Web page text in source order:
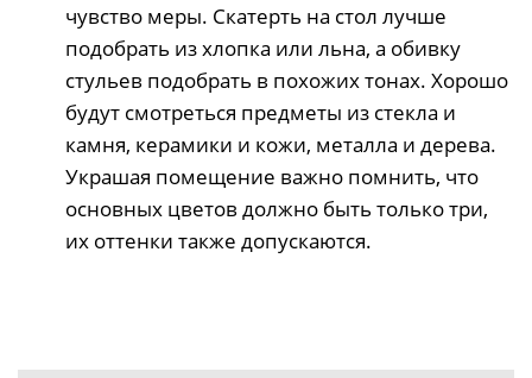
чувство меры. Скатерть на стол лучше
подобрать из хлопка или льна, а обивку
стульев подобрать в похожих тонах. Хорошо
будут смотреться предметы из стекла и
камня, керамики и кожи, металла и дерева.
Украшая помещение важно помнить, что
основных цветов должно быть только три,
их оттенки также допускаются.